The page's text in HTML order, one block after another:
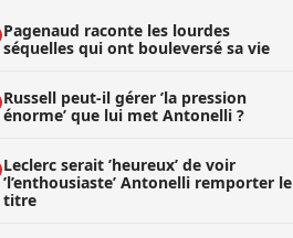
Pagenaud raconte les lourdes
séquelles qui ont bouleversé sa vie
Russell peut-il gérer ’la pression
énorme’ que lui met Antonelli ?
Leclerc serait ’heureux’ de voir
’l’enthousiaste’ Antonelli remporter le
titre